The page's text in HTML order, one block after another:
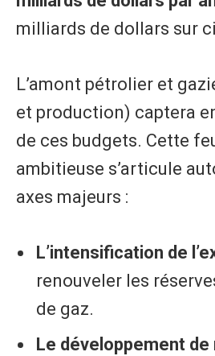
milliards de dollars sur
L’amont pétrolier et
et production) captera
de ces budgets. Cette
ambitieuse s’articule
axes majeurs :
L’intensification de
renouveler les
de gaz.
Le développement de